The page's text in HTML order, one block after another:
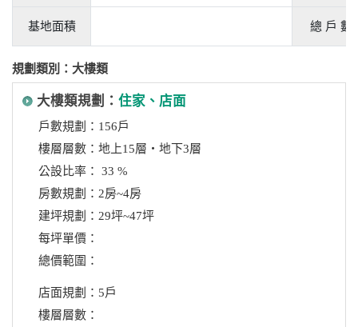
基地面積 總 戶 數
規劃類別：大樓類
大樓類規劃： 住家、店面
戶數規劃：156戶
樓層層數：地上15層‧地下3層
公設比率： 33 %
房數規劃：2房~4房
建坪規劃：29坪~47坪
每坪單價：
總價範圍：
店面規劃：5戶
樓層層數：